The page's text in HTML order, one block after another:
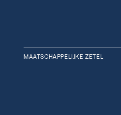
MAATSCHAPPELIJKE ZETEL